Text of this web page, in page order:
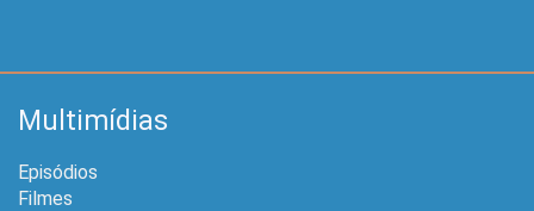
Multimídias
Episódios
Filmes